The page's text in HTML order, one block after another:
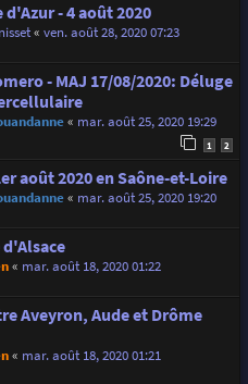
- 4 août 2020
« ven. août 28, 2020 07:23
- MAJ 17/08/2020: Déluge
« mar. août 25, 2020 19:29
1 2
août 2020 en Saône-et-Loire
« mar. août 25, 2020 19:20
« mar. août 18, 2020 01:22
Aveyron, Aude et Drôme
« mar. août 18, 2020 01:21